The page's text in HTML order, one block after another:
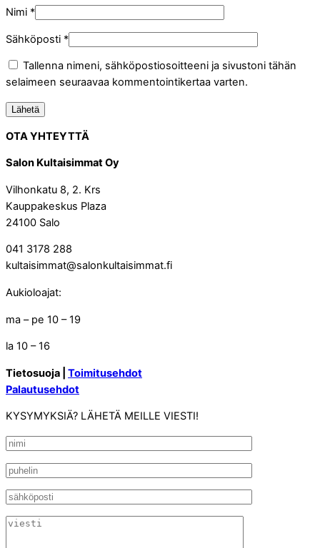
Nimi *
Sähköposti *
Tallenna nimeni, sähköpostiosoitteeni ja sivustoni tähän
selaimeen seuraavaa kommentointikertaa varten.
OTA YHTEYTTÄ
Salon Kultaisimmat Oy
Vilhonkatu 8, 2. Krs
Kauppakeskus Plaza
24100 Salo
041 3178 288
kultaisimmat@salonkultaisimmat.fi
Aukioloajat:
ma – pe 10 – 19
la 10 – 16
Tietosuoja | Toimitusehdot
Palautusehdot
KYSYMYKSIÄ? LÄHETÄ MEILLE VIESTI!